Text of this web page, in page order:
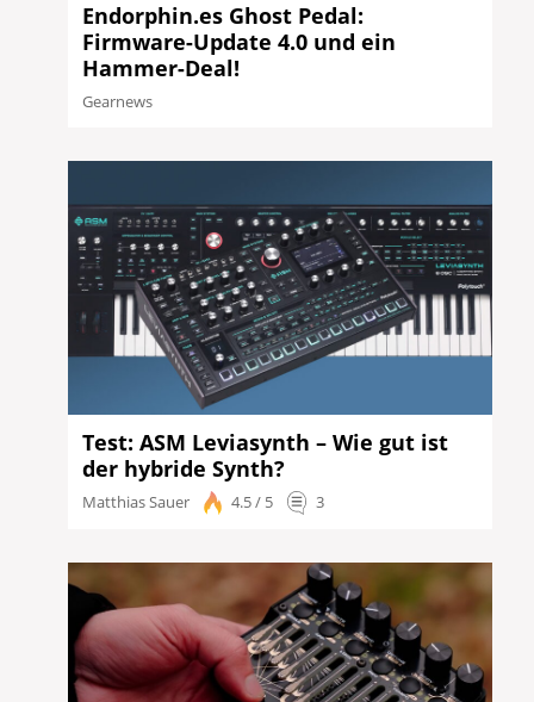
Endorphin.es Ghost Pedal:
Firmware-Update 4.0 und ein
Hammer-Deal!
Gearnews
Test: ASM Leviasynth – Wie gut ist
der hybride Synth?
Matthias Sauer 4.5 / 5 3